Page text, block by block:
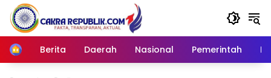
Langsung
konten
Home
Berita Daerah Nasional Pemerintah